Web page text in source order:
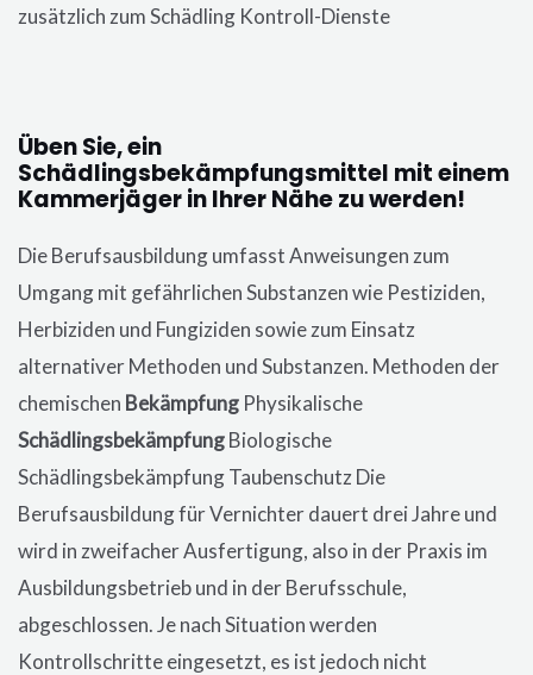
zusätzlich zum Schädling Kontroll-Dienste
Üben Sie, ein
Schädlingsbekämpfungsmittel mit einem
Kammerjäger in Ihrer Nähe zu werden!
Die Berufsausbildung umfasst Anweisungen zum
Umgang mit gefährlichen Substanzen wie Pestiziden,
Herbiziden und Fungiziden sowie zum Einsatz
alternativer Methoden und Substanzen. Methoden der
chemischen Bekämpfung Physikalische
SchädlingsbekämpfungBiologische
Schädlingsbekämpfung Taubenschutz Die
Berufsausbildung für Vernichter dauert drei Jahre und
wird in zweifacher Ausfertigung, also in der Praxis im
Ausbildungsbetrieb und in der Berufsschule,
abgeschlossen. Je nach Situation werden
Kontrollschritte eingesetzt, es ist jedoch nicht